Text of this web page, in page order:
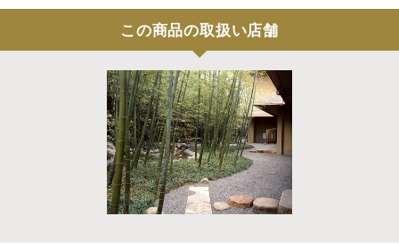
この商品の取扱い店舗